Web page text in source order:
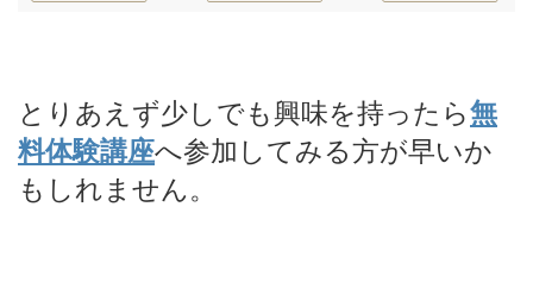
とりあえず少しでも興味を持ったら無
料体験講座へ参加してみる方が早いか
もしれません。